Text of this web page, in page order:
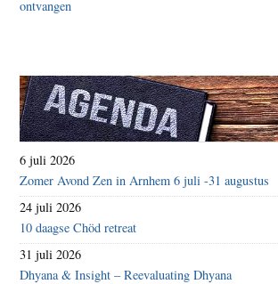
6 juli 2026
Zomer Avond Zen in Arnhem 6 juli -31 augustus
24 juli 2026
10 daagse Chöd retreat
31 juli 2026
Dhyana & Insight – Reevaluating Dhyana